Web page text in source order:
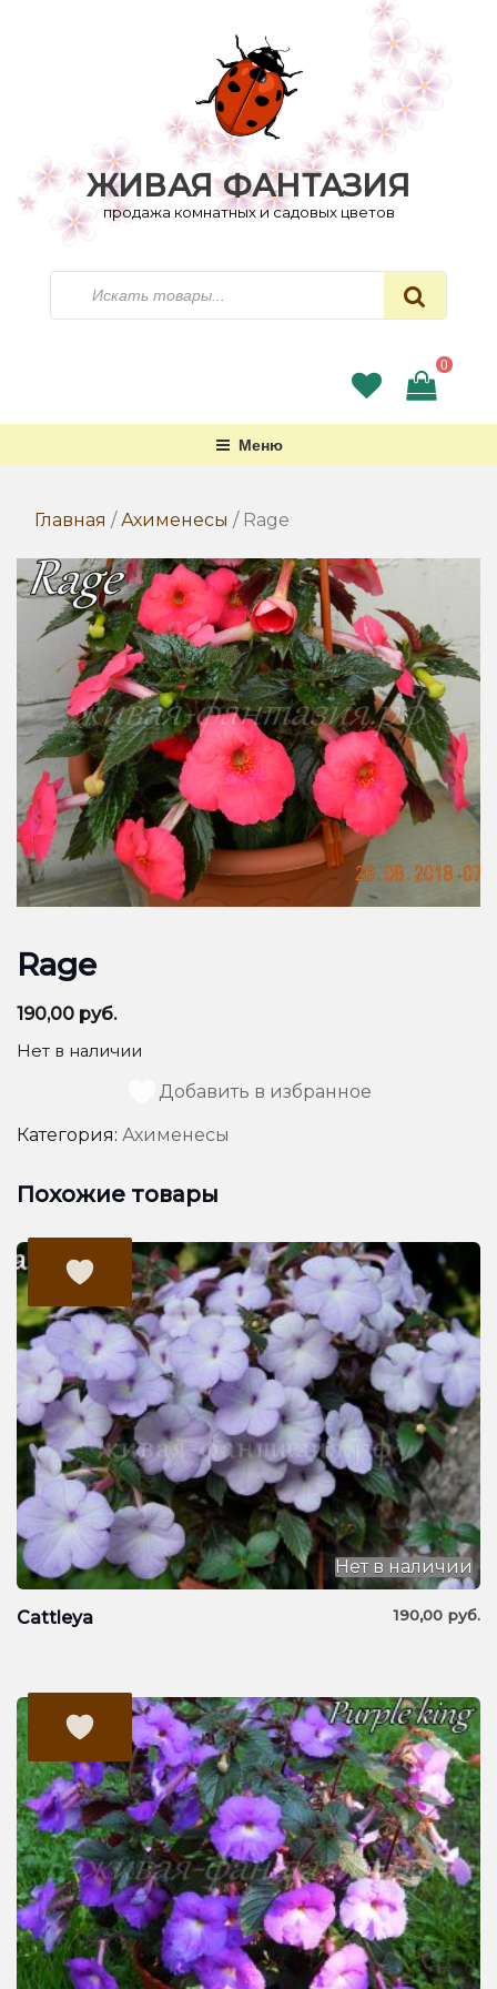
ЖИВАЯ ФАНТАЗИЯ
продажа комнатных и садовых цветов
0
Меню
Главная / Ахименесы / Rage
Rage
190,00 руб.
Нет в наличии
Добавить в избранное
Категория: Ахименесы
Похожие товары
Cattleya 190,00 руб.
Нет в наличии